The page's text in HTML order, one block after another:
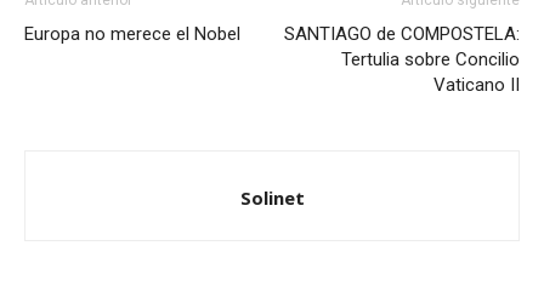
Europa no merece el Nobel
SANTIAGO de COMPOSTELA:
Tertulia sobre Concilio
Vaticano II
Solinet